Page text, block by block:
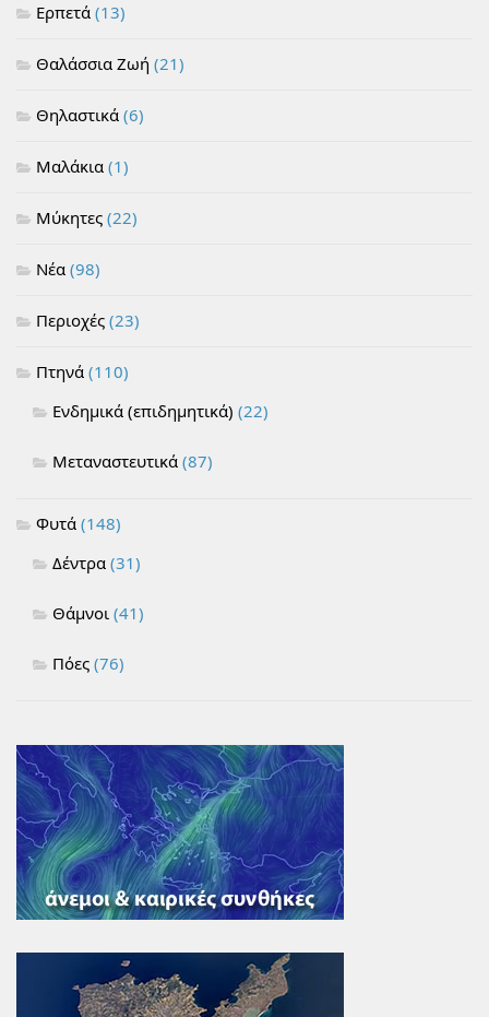
Ερπετά (13)
Θαλάσσια Ζωή (21)
Θηλαστικά (6)
Μαλάκια (1)
Μύκητες (22)
Νέα (98)
Περιοχές (23)
Πτηνά (110)
Ενδημικά (επιδημητικά) (22)
Μεταναστευτικά (87)
Φυτά (148)
Δέντρα (31)
Θάμνοι (41)
Πόες (76)